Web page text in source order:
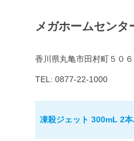
メガホームセンタ
香川県丸亀市田村町５０６
TEL: 0877-22-1000
凍殺ジェット 300mL 2